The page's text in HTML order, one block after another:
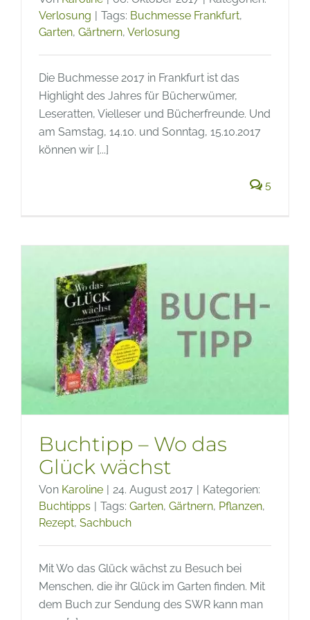
Verlosung | Tags: Buchmesse Frankfurt,
Garten, Gärtnern, Verlosung
Die Buchmesse 2017 in Frankfurt ist das
Highlight des Jahres für Bücherwümer,
Leseratten, Vielleser und Bücherfreunde. Und
am Samstag, 14.10. und Sonntag, 15.10.2017
können wir [...]
5
Buchtipp – Wo das
Glück wächst
Von Karoline | 24. August 2017 | Kategorien:
Buchtipps | Tags: Garten, Gärtnern, Pflanzen,
Rezept, Sachbuch
Mit Wo das Glück wächst zu Besuch bei
Menschen, die ihr Glück im Garten finden. Mit
dem Buch zur Sendung des SWR kann man